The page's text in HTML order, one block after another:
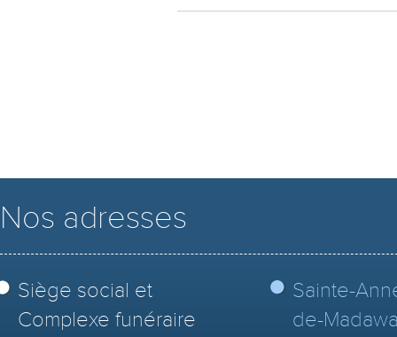
Nos adresses
Siège social et
Complexe funéraire
Sainte-
de-